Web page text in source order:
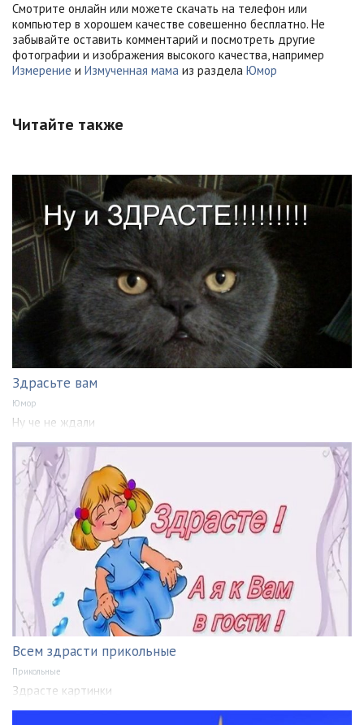
Смотрите онлайн или можете скачать на телефон или
компьютер в хорошем качестве совешенно бесплатно. Не
забывайте оставить комментарий и посмотреть другие
фотографии и изображения высокого качества, например
Измерение и Измученная мама из раздела Юмор
Читайте также
Здрасьте вам
Юмор
Ну че не ждали
Всем здрасти прикольные
Прикольные
Здрасте картинки